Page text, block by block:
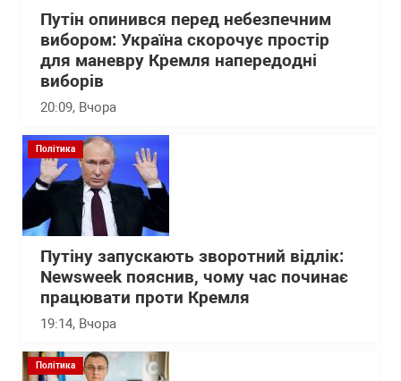
Путін опинився перед небезпечним
вибором: Україна скорочує простір
для маневру Кремля напередодні
виборів
20:09, Вчора
Політика
Путіну запускають зворотний відлік:
Newsweek пояснив, чому час починає
працювати проти Кремля
19:14, Вчора
Політика